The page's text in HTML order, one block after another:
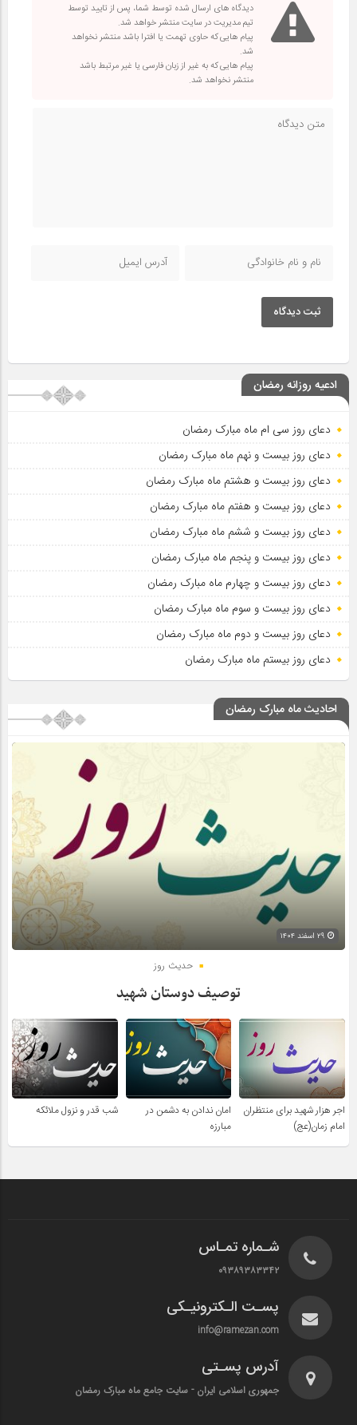
دیدگاه های ارسال شده توسط شما، پس از تایید توسط
تیم مدیریت در سایت منتشر خواهد شد.
پیام هایی که حاوی تهمت یا افترا باشد منتشر نخواهد
شد.
پیام هایی که به غیر از زبان فارسی یا غیر مرتبط باشد
منتشر نخواهد شد.
ثبت دیدگاه
ادعیه روزانه رمضان
دعای روز سی ام ماه مبارک رمضان
دعای روز بیست و نهم ماه مبارک رمضان
دعای روز بیست و هشتم ماه مبارک رمضان
دعای روز بیست و هفتم ماه مبارک رمضان
دعای روز بیست و ششم ماه مبارک رمضان
دعای روز بیست و پنجم ماه مبارک رمضان
دعای روز بیست و چهارم ماه مبارک رمضان
دعای روز بیست و سوم ماه مبارک رمضان
دعای روز بیست و دوم ماه مبارک رمضان
دعای روز بیستم ماه مبارک رمضان
احادیث ماه مبارک رمضان
حدیث روز
توصیف دوستان شهید
اجر هزار شهید برای منتظران
امام زمان(عج)
امان ندادن به دشمن در
مبارزه
شب قدر و نزول ملائکه
شـماره تمـاس
۰۹۳۸۹۳۸۳۳۴۲
پسـت الـکترونیـکی
info@ramezan.com
آدرس پسـتی
جمهوری اسلامی ایران - سایت جامع ماه مبارک رمضان